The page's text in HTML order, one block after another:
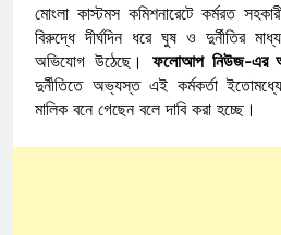
মোংলা কাস্টমস কমিশনারেটে কর্মরত
বিরুদ্ধে দীর্ঘদিন ধরে ঘুষ ও দুর্নীতির
অভিযোগ উঠেছে। ফলোআপ নিউজ-এর
দুর্নীতিতে অভ্যস্ত এই কর্মকর্তা
মালিক বনে গেছেন বলে দাবি করা হচ্ছে।